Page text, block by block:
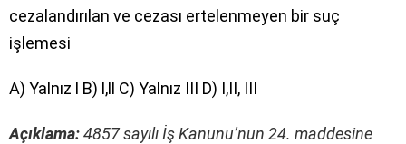
cezalandırılan ve cezası ertelenmeyen bir suç
işlemesi
A) Yalnız l B) l,ll C) Yalnız III D) I,II, III
Açıklama:4857 sayılı İş Kanunu’nun 24. maddesine